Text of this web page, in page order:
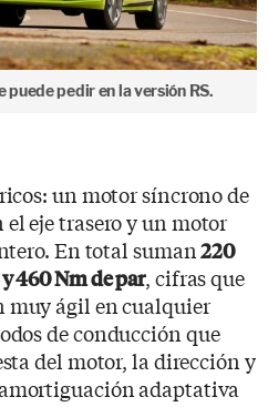
puede pedir en la versión RS.
un motor síncrono de
eje trasero y un motor
En total suman220
460 Nm de par, cifras que
muy ágil en cualquier
de conducción que
del motor, la dirección y
adaptativa